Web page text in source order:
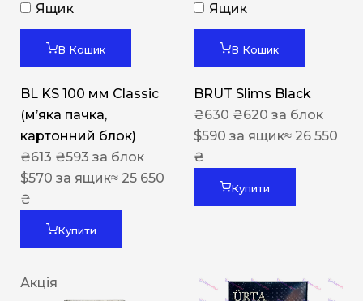
Ящик
В Кошик
BL KS 100 мм Classic
(м’яка пачка,
картонний блок)
₴613 ₴593 за блок
$570 за ящик≈ 25 650
₴
Купити
Ящик
В Кошик
BRUT Slims Black
₴630 ₴620 за блок
$590 за ящик≈ 26 550
₴
Купити
Акція